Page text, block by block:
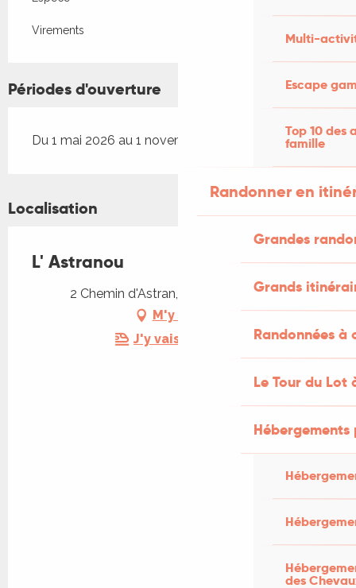
Multi-
Escape
Top 10 des
famille
Randonner en
Grandes
Grands
Randonnées
Le Tour du Lot
des
Virements
Périodes d'ouverture
Du 1 mai 2026 au 1 novembre 2026
Localisation
L' Astranou
2 Chemin d'Astran, 46330 Cénevières
M'y rendre
J'y vais en train !